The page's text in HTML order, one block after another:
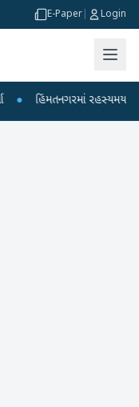
E-Paper Login
રહસ્યમય વાયરસ કે